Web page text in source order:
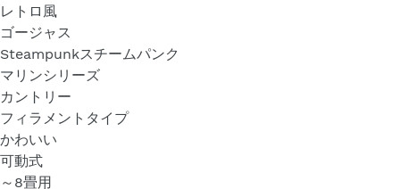
レトロ風
ゴージャス
Steampunkスチームパンク
マリンシリーズ
カントリー
フィラメントタイプ
かわいい
可動式
～8畳用